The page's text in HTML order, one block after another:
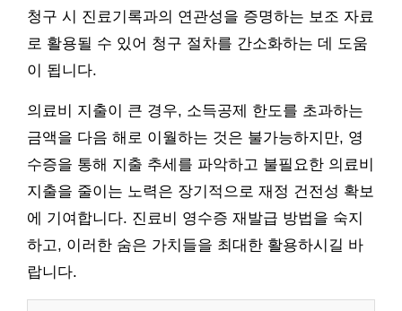
청구 시 진료기록과의 연관성을 증명하는 보조 자료
로 활용될 수 있어 청구 절차를 간소화하는 데 도움
이 됩니다.
의료비 지출이 큰 경우, 소득공제 한도를 초과하는
금액을 다음 해로 이월하는 것은 불가능하지만, 영
수증을 통해 지출 추세를 파악하고 불필요한 의료비
지출을 줄이는 노력은 장기적으로 재정 건전성 확보
에 기여합니다. 진료비 영수증 재발급 방법을 숙지
하고, 이러한 숨은 가치들을 최대한 활용하시길 바
랍니다.